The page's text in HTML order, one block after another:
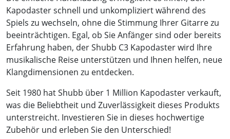
Kapodaster schnell und unkompliziert während des
Spiels zu wechseln, ohne die Stimmung Ihrer Gitarre zu
beeinträchtigen. Egal, ob Sie Anfänger sind oder bereits
Erfahrung haben, der Shubb C3 Kapodaster wird Ihre
musikalische Reise unterstützen und Ihnen helfen, neue
Klangdimensionen zu entdecken.
Seit 1980 hat Shubb über 1 Million Kapodaster verkauft,
was die Beliebtheit und Zuverlässigkeit dieses Produkts
unterstreicht. Investieren Sie in dieses hochwertige
Zubehör und erleben Sie den Unterschied!